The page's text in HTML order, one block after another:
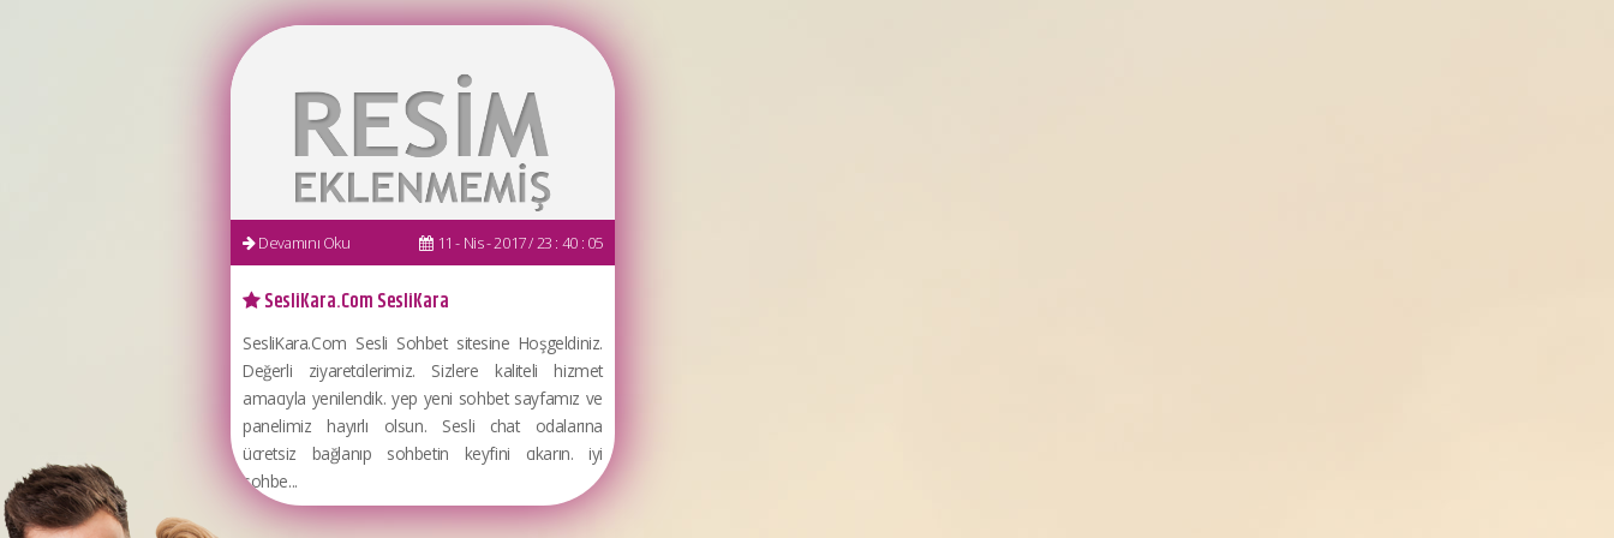
SesliKara.Com SesliKara
SesliKara.Com Sesli Sohbet sitesine Hoşgeldiniz.
Değerli ziyaretcilerimiz. Sizlere kaliteli hizmet
amacıyla yenilendik. yep yeni sohbet sayfamız ve
panelimiz hayırlı olsun. Sesli chat odalarına
ücretsiz bağlanıp sohbetin keyfini cıkarın. iyi
sohbe...
Devamını Oku 11 - Nis - 2017 / 23 : 40 : 05